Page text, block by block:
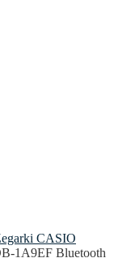
CASIO
1A9EF Bluetooth